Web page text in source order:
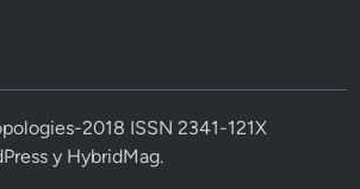
2018 ISSN 2341-121X
y HybridMag.